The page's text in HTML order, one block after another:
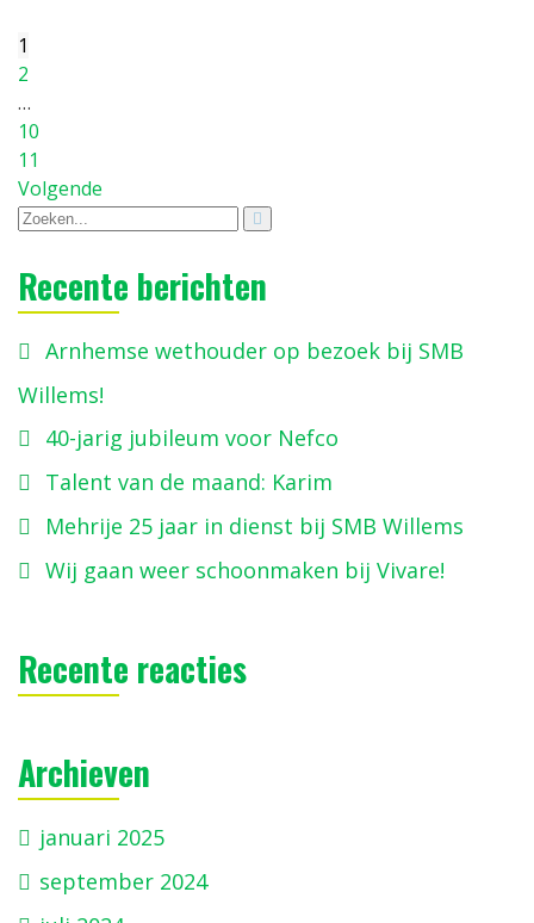
1
2
…
10
11
Volgende
Recente berichten
Arnhemse wethouder op bezoek bij SMB
Willems!
40-jarig jubileum voor Nefco
Talent van de maand: Karim
Mehrije 25 jaar in dienst bij SMB Willems
Wij gaan weer schoonmaken bij Vivare!
Recente reacties
Archieven
januari 2025
september 2024